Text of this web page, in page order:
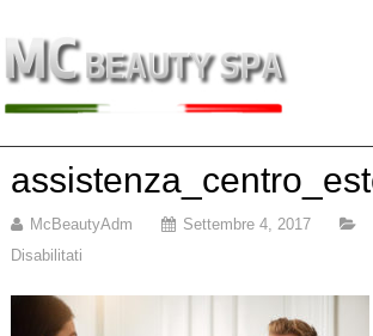
McBeautyAdm Settembre 4, 2017
Disabilitati